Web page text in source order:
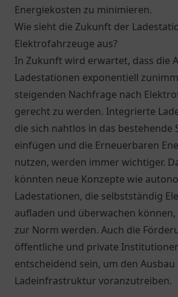
Energiekosten zu minimieren.
Wie sieht die Zukunft der
Elektrofahrzeuge aus?
In Zukunft wird erwartet, dass die
Ladestationen exponentiell
steigenden Nachfrage nach
gerecht zu werden. Integrierte
die sich nahtlos in das bestehende
einfügen und die Erneuerbaren
nutzen, werden immer wichtiger.
könnten neue Konzepte wie
Ladestationen, die selbstständig
aufladen und überwachen
zur Norm werden. Auch die
öffentliche und private
entscheidend sein, um den Ausbau
Ladeinfrastruktur voranzutreiben.